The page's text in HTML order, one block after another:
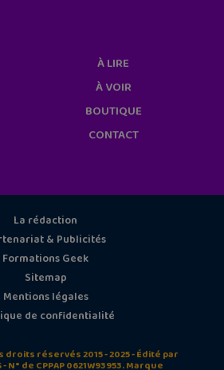
À LIRE
À VOIR
BOUTIQUE
CONTACT
La rédaction
& Publicités
Formations Geek
Sitemap
Mentions légales
de confidentialité
droits réservés 2015 - 2025 - Édité par
N° de CPPAP 0621W93953. Marque